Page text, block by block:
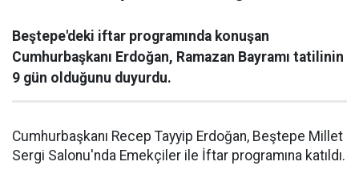
Beştepe'deki iftar programında konuşan
Cumhurbaşkanı Erdoğan, Ramazan Bayramı tatilinin
9 gün olduğunu duyurdu.
Cumhurbaşkanı Recep Tayyip Erdoğan, Beştepe Millet
Sergi Salonu'nda Emekçiler ile İftar programına katıldı.